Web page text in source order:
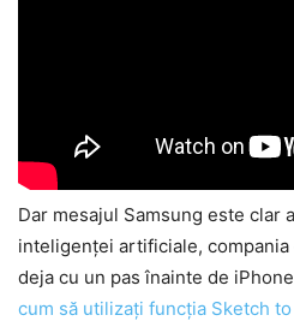
Dar mesajul Samsung este clar
inteligenței artificiale, compania
deja cu un pas înainte de
cum să utilizați funcția Sketch